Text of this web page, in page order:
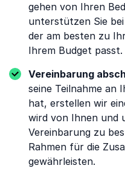
gehen von Ihren
unterstützen Sie
der am besten zu
Ihrem Budget passt.
Vereinbarung
seine Teilnahme an
hat, erstellen wir
wird von Ihnen und
Vereinbarung zu
Rahmen für die
gewährleisten.